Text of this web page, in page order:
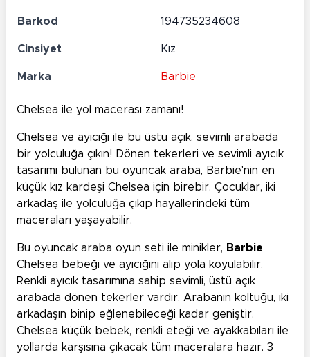
Barkod 194735234608
Cinsiyet Kız
Marka Barbie
Chelsea ile yol macerası zamanı!
Chelsea ve ayıcığı ile bu üstü açık, sevimli arabada
bir yolculuğa çıkın! Dönen tekerleri ve sevimli ayıcık
tasarımı bulunan bu oyuncak araba, Barbie'nin en
küçük kız kardeşi Chelsea için birebir. Çocuklar, iki
arkadaş ile yolculuğa çıkıp hayallerindeki tüm
maceraları yaşayabilir.
Bu oyuncak araba oyun seti ile minikler, Barbie
Chelsea bebeği ve ayıcığını alıp yola koyulabilir.
Renkli ayıcık tasarımına sahip sevimli, üstü açık
arabada dönen tekerler vardır. Arabanın koltuğu, iki
arkadaşın binip eğlenebileceği kadar geniştir.
Chelsea küçük bebek, renkli eteği ve ayakkabıları ile
yollarda karşısına çıkacak tüm maceralara hazır. 3